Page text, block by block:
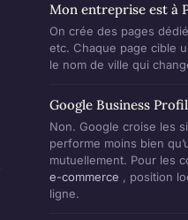
Mon entreprise est à
On crée des pages
etc. Chaque page cible
le nom de ville qui
Google Business
Non. Google croise les
performe moins bien
mutuellement. Pour les
e-commerce , position
ligne.